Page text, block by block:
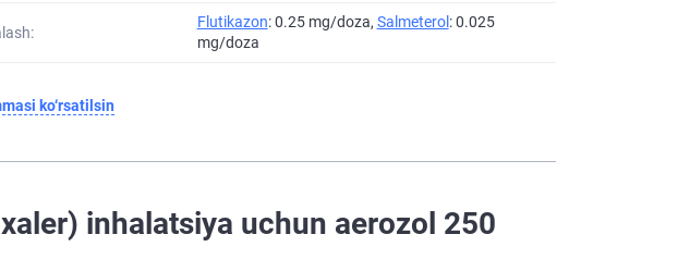
Flutikazon: 0.25 mg/doza, Salmeterol : 0.025
mg/doza
ko‘rsatilsin
inhalatsiya uchun aerozol 250